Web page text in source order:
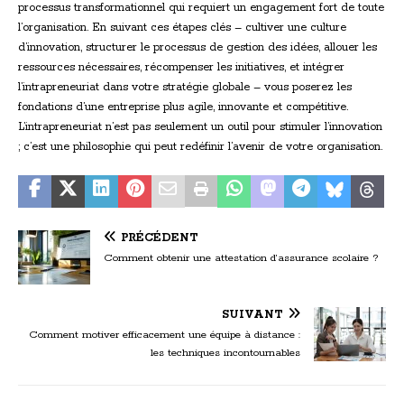
processus transformationnel qui requiert un engagement fort de toute
l’organisation. En suivant ces étapes clés – cultiver une culture
d’innovation, structurer le processus de gestion des idées, allouer les
ressources nécessaires, récompenser les initiatives, et intégrer
l’intrapreneuriat dans votre stratégie globale – vous poserez les
fondations d’une entreprise plus agile, innovante et compétitive.
L’intrapreneuriat n’est pas seulement un outil pour stimuler l’innovation
; c’est une philosophie qui peut redéfinir l’avenir de votre organisation.
PRÉCÉDENT
Comment obtenir une attestation d’assurance scolaire ?
SUIVANT
Comment motiver efficacement une équipe à distance :
les techniques incontournables